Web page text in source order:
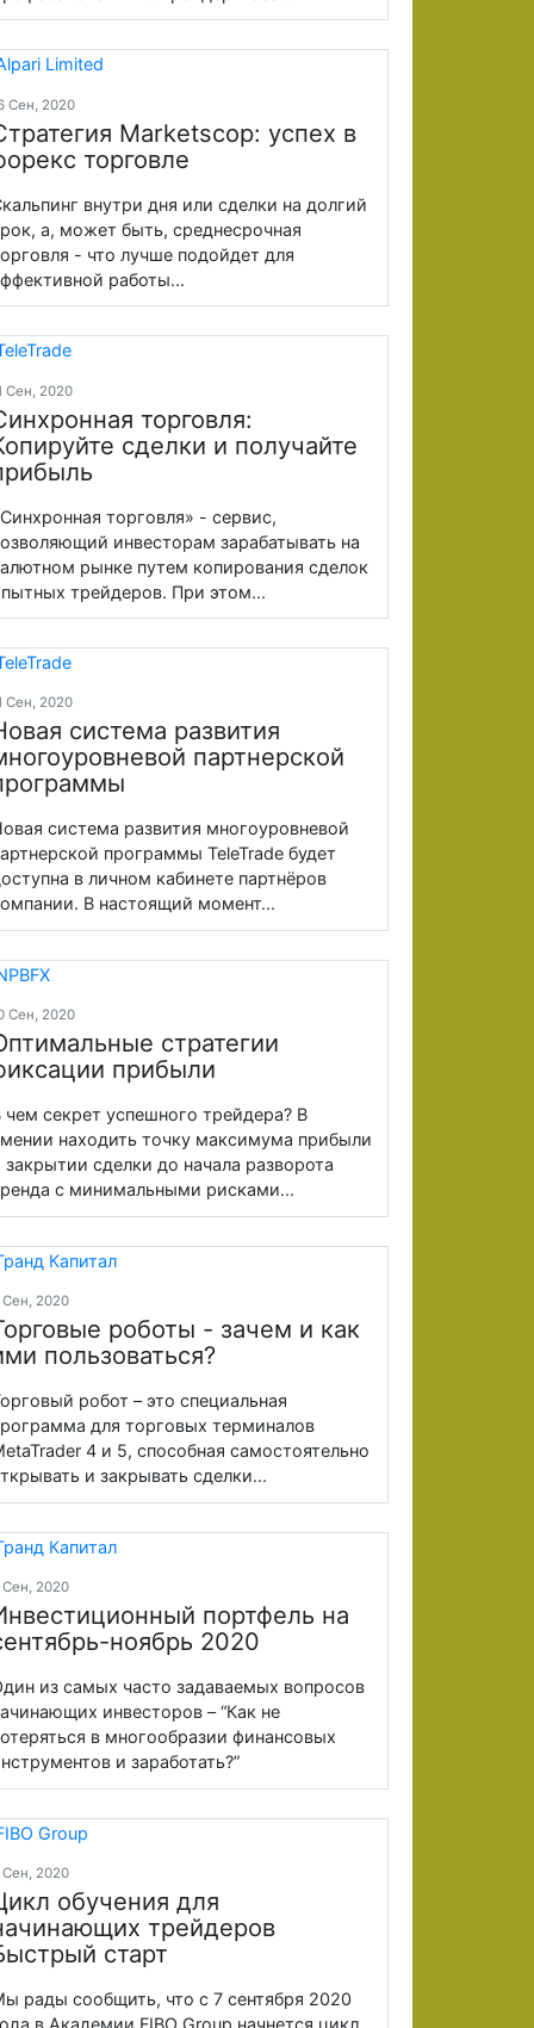
Сен, 2020
Marketscop: успех в
торговле
внутри дня или сделки на долгий
а, может быть, среднесрочная
- что лучше подойдет для
работы...
Сен, 2020
торговля:
сделки и получайте
торговля» - сервис,
инвесторам зарабатывать на
рынке путем копирования сделок
трейдеров. При этом...
Сен, 2020
система развития
партнерской
система развития многоуровневой
программы TeleTrade будет
в личном кабинете партнёров
В настоящий момент...
Сен, 2020
стратегии
прибыли
чем секрет успешного трейдера? В
находить точку максимума прибыли
закрытии сделки до начала разворота
с минимальными рисками...
Сен, 2020
роботы - зачем и как
пользоваться?
робот – это специальная
для торговых терминалов
4 и 5, способная самостоятельно
и закрывать сделки...
Сен, 2020
портфель на
ноябрь 2020
из самых часто задаваемых вопросов
инвесторов – “Как не
в многообразии финансовых
и заработать?”
Сен, 2020
обучения для
трейдеров
старт
рады сообщить, что с 7 сентября 2020